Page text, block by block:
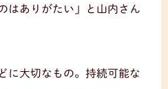
はありがたい」と山内さん
に大切なもの。持続可能な